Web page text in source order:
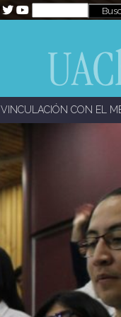
VINCULACIÓN CON EL